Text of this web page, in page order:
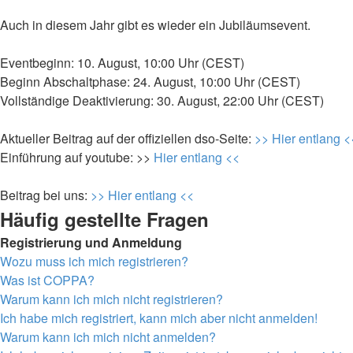
Auch in diesem Jahr gibt es wieder ein Jubiläumsevent.
Eventbeginn: 10. August, 10:00 Uhr (CEST)
Beginn Abschaltphase: 24. August, 10:00 Uhr (CEST)
Vollständige Deaktivierung: 30. August, 22:00 Uhr (CEST)
Aktueller Beitrag auf der offiziellen dso-Seite: >> Hier entlang
Einführung auf youtube: >> Hier entlang <<
Beitrag bei uns: >> Hier entlang <<
Häufig gestellte Fragen
Registrierung und Anmeldung
Wozu muss ich mich registrieren?
Was ist COPPA?
Warum kann ich mich nicht registrieren?
Ich habe mich registriert, kann mich aber nicht anmelden!
Warum kann ich mich nicht anmelden?